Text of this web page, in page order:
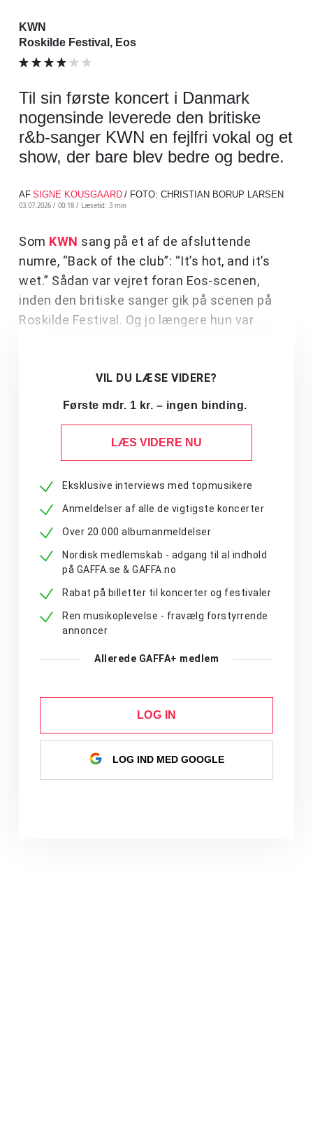
KWN
Roskilde Festival, Eos
Til sin første koncert i Danmark
nogensinde leverede den britiske
r&b-sanger KWN en fejlfri vokal og et
show, der bare blev bedre og bedre.
AF SIGNE KOUSGAARD / FOTO: CHRISTIAN BORUP LARSEN
03.07.2026 / 00:18 / Læsetid: 3 min
Som KWN sang på et af de afsluttende
numre, “Back of the club”: “It’s hot, and it’s
wet.” Sådan var vejret foran Eos-scenen,
inden den britiske sanger gik på scenen på
Roskilde Festival. Og jo længere hun var
VIL DU LÆSE VIDERE?
Første mdr. 1 kr. – ingen binding.
LÆS VIDERE NU
Eksklusive interviews med topmusikere
Anmeldelser af alle de vigtigste koncerter
Over 20.000 albumanmeldelser
Nordisk medlemskab - adgang til al indhold
på GAFFA.se & GAFFA.no
Rabat på billetter til koncerter og festivaler
Ren musikoplevelse - fravælg forstyrrende
annoncer
Allerede GAFFA+ medlem
LOG IN
LOG IND MED GOOGLE